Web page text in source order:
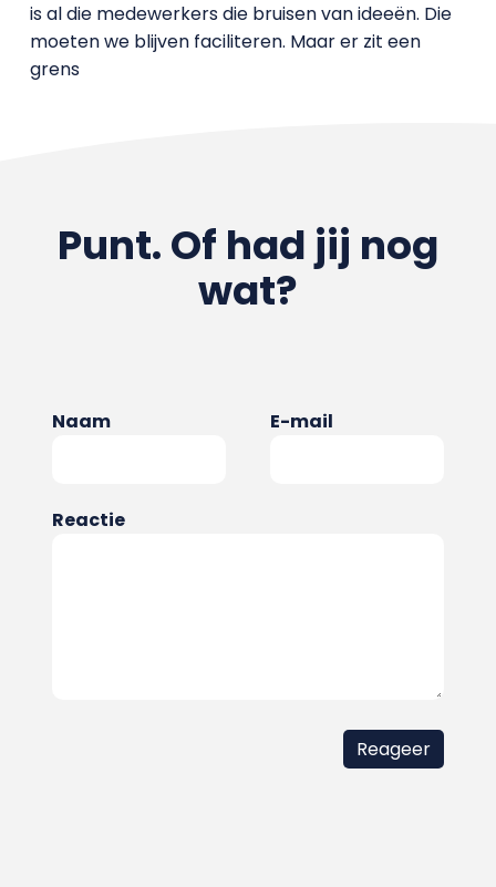
is al die medewerkers die bruisen van ideeën. Die
moeten we blijven faciliteren. Maar er zit een
grens
Punt. Of had jij nog
wat?
Naam E-mail
Reactie